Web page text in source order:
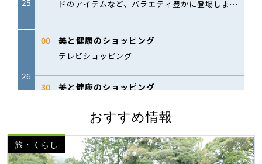
おすすめ情報
旅・くらし